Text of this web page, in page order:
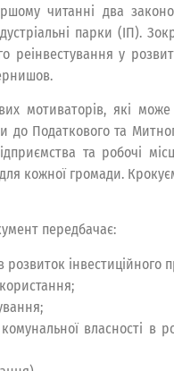
читанні два
парки (ІП).
у
мотиваторів, які
до Податкового та
та робочі
кожної громади.
передбачає:
інвестиційного
власності